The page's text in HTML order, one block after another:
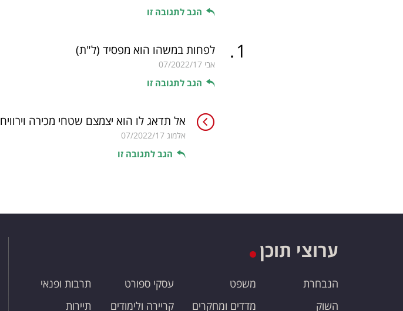
הגב לתגובה זו
1
. לפחות במשהו הוא מפסיד (ל"ת)
אבי 07/2022/17
הגב לתגובה זו
אל תדאג לו הוא יצמצם שטחי מכירה וירוויח
אלמוג 07/2022/17
הגב לתגובה זו
ערוצי תוכן
הנבחרת
השוק
משפט
מדדים ומחקרים
עסקי ספורט
קריירה ולימודים
תרבות ופנאי
תיירות